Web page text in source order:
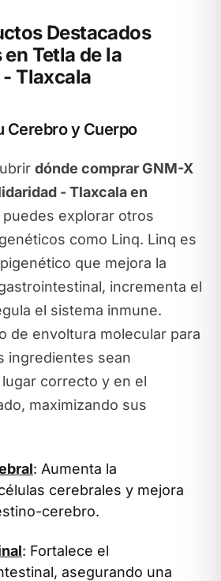
Destacados
Tetla de la
Tlaxcala
Cerebro y Cuerpo
dónde comprar GNM-X
- Tlaxcala en
explorar otros
como Linq. Linq es
que mejora la
incrementa el
el sistema inmune.
de envoltura molecular para
ingredientes sean
correcto y en el
maximizando sus
: Aumenta la
cerebrales y mejora
cerebro.
: Fortalece el
asegurando una